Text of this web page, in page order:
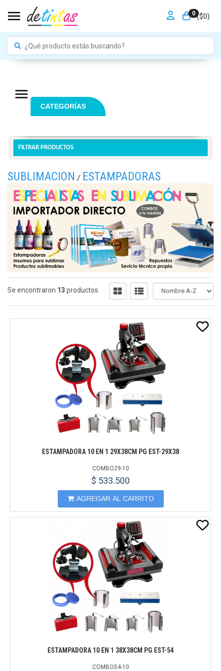
0 ($0)
Toggle navigation
Navigation ein-/ausblenden
CATEGORÍAS
FILTRAR PRODUCTOS
SUBLIMACION / ESTAMPADORAS
Se encontraron 13 productos
ESTAMPADORA 10 EN 1 29X38CM PG EST-29X38
COMBO29-10
$ 533.500
AGREGAR AL CARRITO
ESTAMPADORA 10 EN 1 38X38CM PG EST-54
COMBO54-10